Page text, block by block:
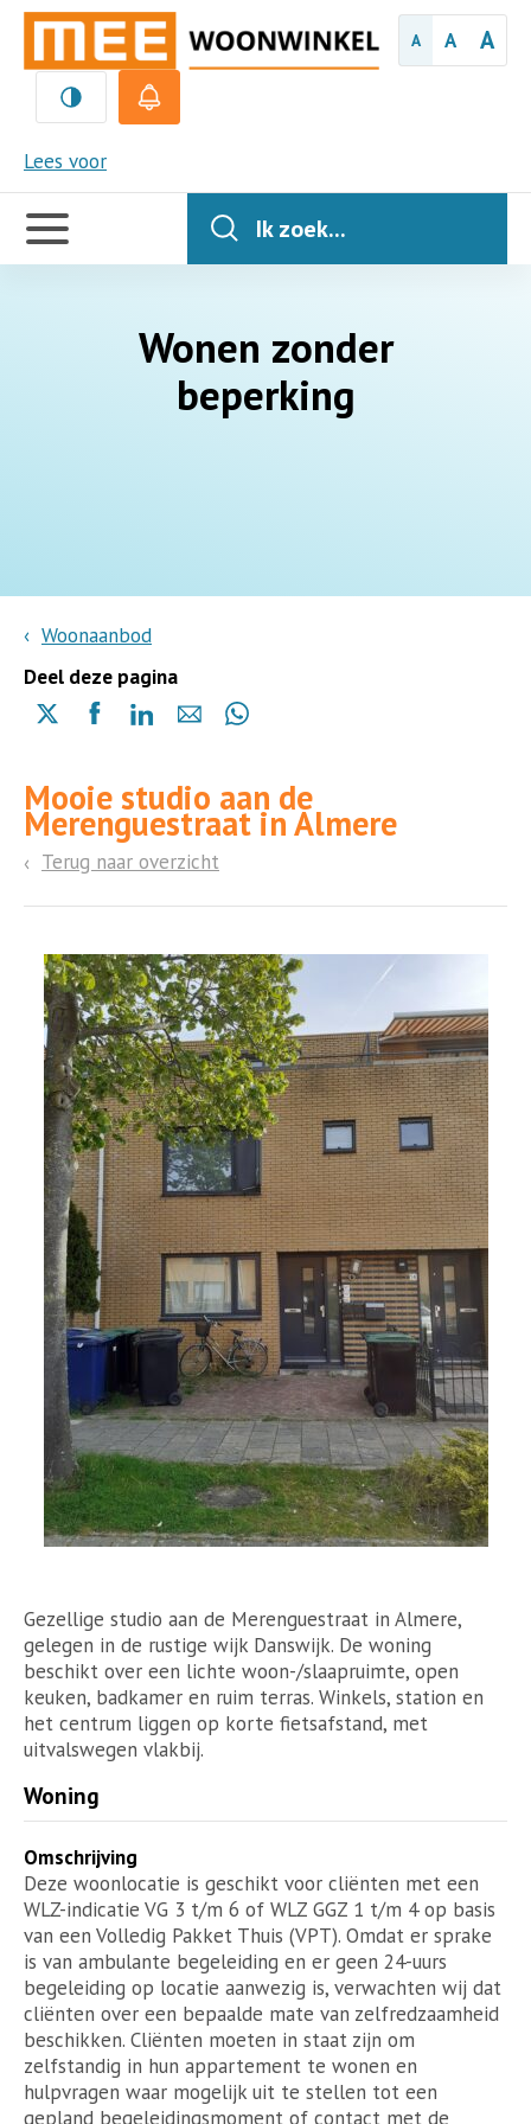
A A A
Lees voor
MEE
Handige
links
Ik zoek...
Wonen zonder
beperking
Woonaanbod
Deel deze pagina
Delen
(opent
in
een
nieuwe
Delen
(opent
in
een
nieuwe
Delen
(opent
in
een
nieuwe
Delen
mail
Delen
(opent
in
pagina)
Mooie studio aan de
Merenguestraat in Almere
Terug naar overzicht
Gezellige studio aan de Merenguestraat in Almere,
gelegen in de rustige wijk Danswijk. De woning
beschikt over een lichte woon-/slaapruimte, open
keuken, badkamer en ruim terras. Winkels, station en
het centrum liggen op korte fietsafstand, met
uitvalswegen vlakbij.
Woning
Omschrijving
Deze woonlocatie is geschikt voor cliënten met een
WLZ-indicatie VG 3 t/m 6 of WLZ GGZ 1 t/m 4 op basis
van een Volledig Pakket Thuis (VPT). Omdat er sprake
is van ambulante begeleiding en er geen 24-uurs
begeleiding op locatie aanwezig is, verwachten wij dat
cliënten over een bepaalde mate van zelfredzaamheid
beschikken. Cliënten moeten in staat zijn om
zelfstandig in hun appartement te wonen en
hulpvragen waar mogelijk uit te stellen tot een
gepland begeleidingsmoment of contact met de